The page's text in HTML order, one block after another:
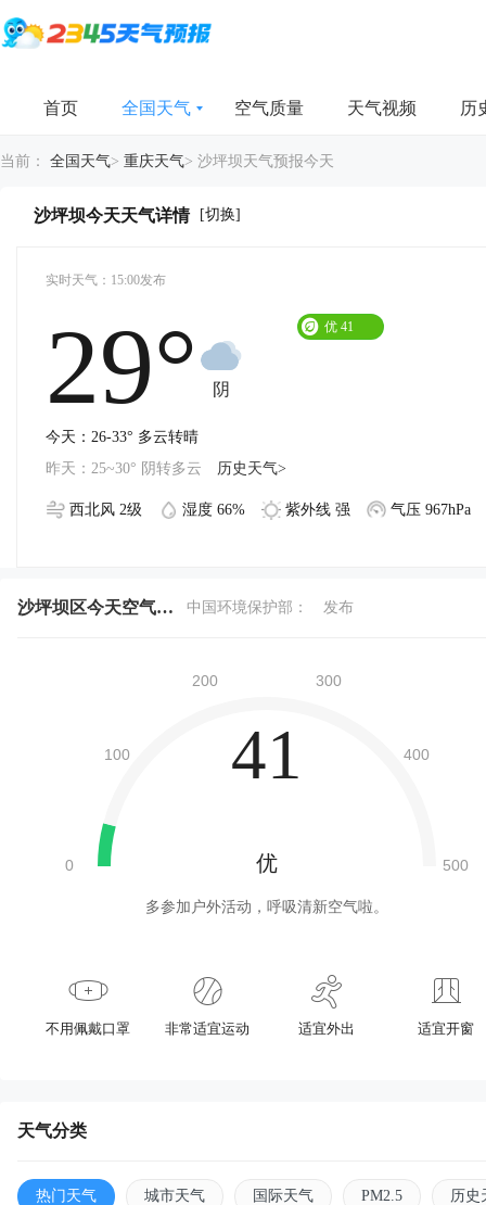
首页 全国天气 空气质量 天气视频 历
当前： 全国天气> 重庆天气> 沙坪坝天气预报今天
沙坪坝今天天气详情 [切换]
实时天气：15:00发布
29° 阴
优 41
今天：26-33° 多云转晴
昨天：25~30° 阴转多云
历史天气>
西北风 2级 湿度 66% 紫外线 强 气压 967hPa
沙坪坝区今天空气质量 中国环境保护部： 发布
41
优
多参加户外活动，呼吸清新空气啦。
不用佩戴口罩 非常适宜运动 适宜外出 适宜开窗
天气分类
热门天气 城市天气 国际天气 PM2.5 历史